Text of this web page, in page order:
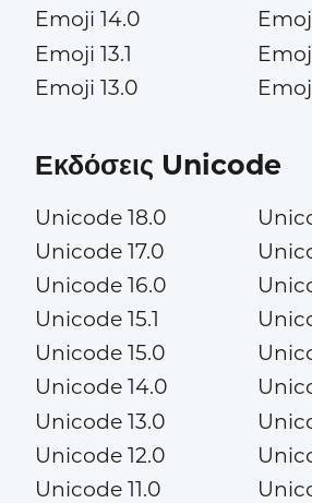
Emoji 14.0
Emoji 13.1
Emoji 13.0
Εκδόσεις Unicode
Unicode 18.0
Unicode 17.0
Unicode 16.0
Unicode 15.1
Unicode 15.0
Unicode 14.0
Unicode 13.0
Unicode 12.0
Unicode 11.0